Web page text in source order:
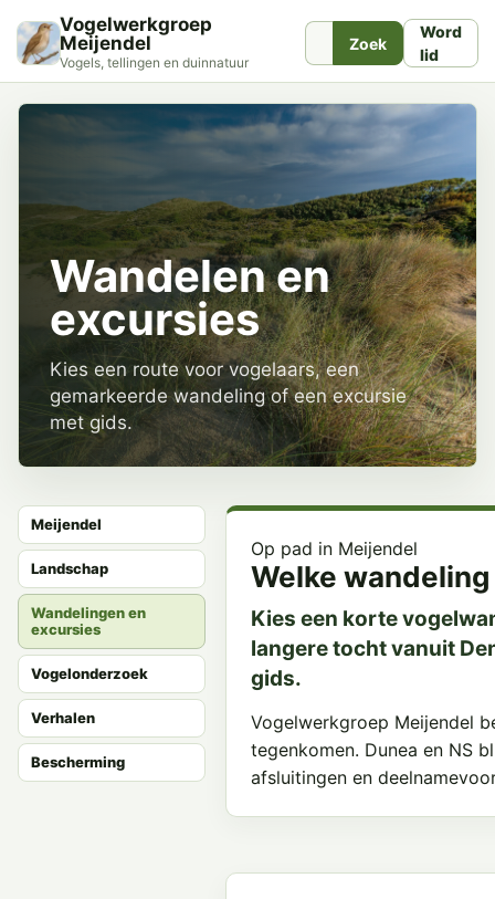
Vogelwerkgroep
Meijendel
Vogels, tellingen en duinnatuur
Zoek
Word
lid
Wandelen en
excursies
Kies een route voor vogelaars, een
gemarkeerde wandeling of een excursie
met gids.
Meijendel
Landschap
Wandelingen en
excursies
Vogelonderzoek
Verhalen
Bescherming
Op pad in Meijendel
Welke
Kies een korte
langere tocht vanuit
gids.
Vogelwerkgroep Meijendel
tegenkomen. Dunea en NS
afsluitingen en